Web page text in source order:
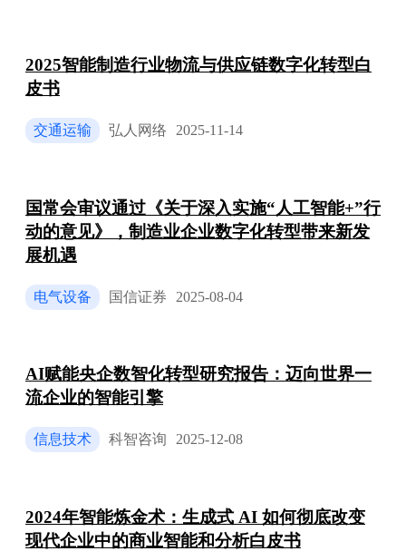
2025智能制造行业物流与供应链数字化转型白
皮书
交通运输 弘人网络 2025-11-14
国常会审议通过《关于深入实施“人工智能+”行
动的意见》，制造业企业数字化转型带来新发
展机遇
电气设备 国信证券 2025-08-04
AI赋能央企数智化转型研究报告：迈向世界一
流企业的智能引擎
信息技术 科智咨询 2025-12-08
2024年智能炼金术：生成式 AI 如何彻底改变
现代企业中的商业智能和分析白皮书